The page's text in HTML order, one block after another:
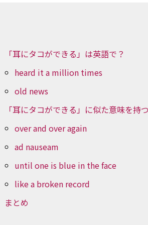
「耳にタコができる」は英語で？
heard it a million times
old news
「耳にタコができる」に似た意味を持
over and over again
ad nauseam
until one is blue in the face
like a broken record
まとめ